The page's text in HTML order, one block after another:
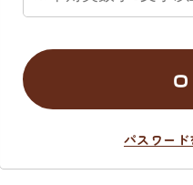
パスワー